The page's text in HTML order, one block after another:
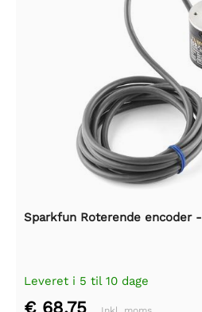
Sparkfun Roterende encoder
Leveret i 5 til 10 dage
€ 68,75